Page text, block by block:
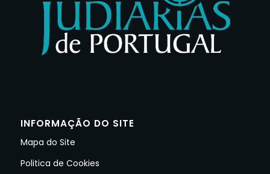
INFORMAÇÃO DO SITE
Mapa do Site
Politica de Cookies